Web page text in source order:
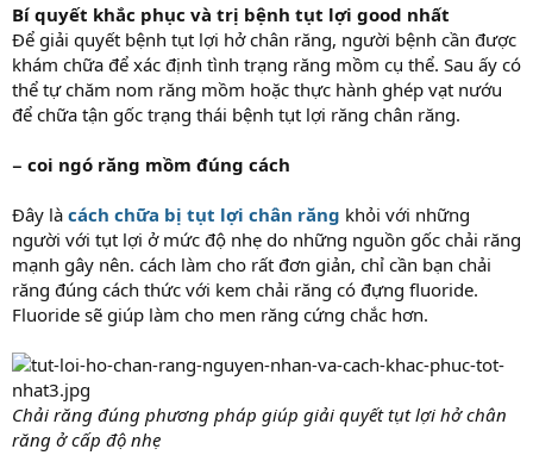
Bí quyết khắc phục và trị bệnh tụt lợi good nhất
Để giải quyết bệnh tụt lợi hở chân răng, người bệnh cần được
khám chữa để xác định tình trạng răng mồm cụ thể. Sau ấy có
thể tự chăm nom răng mồm hoặc thực hành ghép vạt nướu
để chữa tận gốc trạng thái bệnh tụt lợi răng chân răng.
− coi ngó răng mồm đúng cách
Đây là cách chữa bị tụt lợi chân răng khỏi với những
người với tụt lợi ở mức độ nhẹ do những nguồn gốc chải răng
mạnh gây nên. cách làm cho rất đơn giản, chỉ cần bạn chải
răng đúng cách thức với kem chải răng có đựng fluoride.
Fluoride sẽ giúp làm cho men răng cứng chắc hơn.
Chải răng đúng phương pháp giúp giải quyết tụt lợi hở chân
răng ở cấp độ nhẹ